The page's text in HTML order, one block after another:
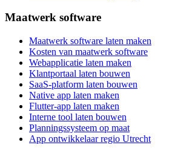
Maatwerk software
Maatwerk software laten maken
Kosten van maatwerk software
Webapplicatie laten maken
Klantportaal laten bouwen
SaaS-platform laten bouwen
Native app laten maken
Flutter-app laten maken
Interne tool laten bouwen
Planningssysteem op maat
App ontwikkelaar regio Utrecht